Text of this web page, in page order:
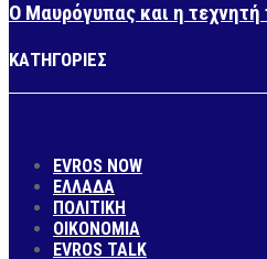
Ο Μαυρόγυπας και η
ΚΑΤΗΓΟΡΙΕΣ
EVROS NOW
ΕΛΛΑΔΑ
ΠΟΛΙΤΙΚΗ
ΟΙΚΟΝΟΜΙΑ
EVROS TALK